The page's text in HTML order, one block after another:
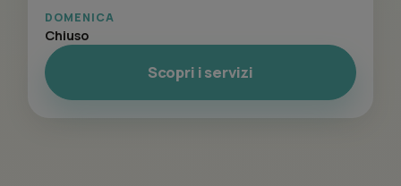
DOMENICA
Chiuso
Scopri i servizi